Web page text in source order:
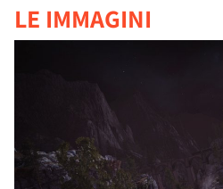
LE IMMAGINI